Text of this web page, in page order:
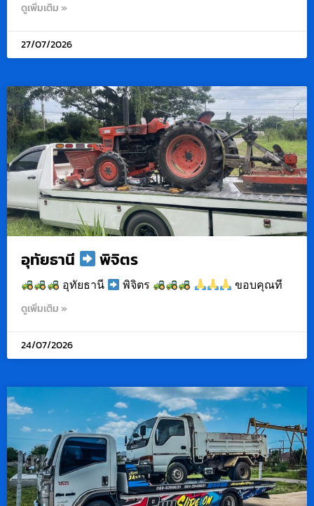
ดูเพิ่มเติม »
27/07/2026
อุทัยธานี พิจิตร
อุทัยธานี พิจิตร ขอบคุณที
ดูเพิ่มเติม »
24/07/2026